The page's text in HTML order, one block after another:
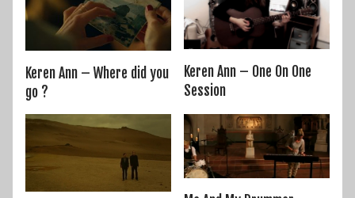
Keren Ann – Where did you
go ?
Keren Ann – One On One
Session